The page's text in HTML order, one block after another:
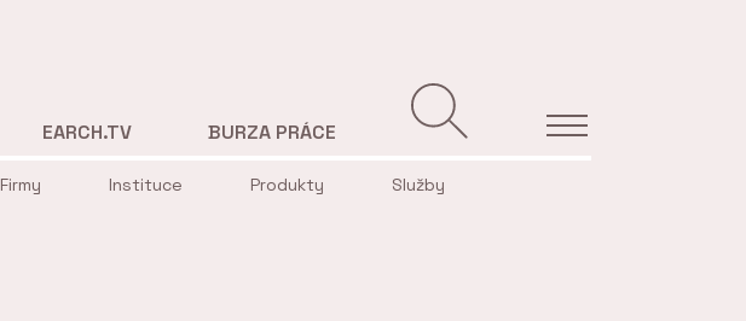
Firmy Instituce Produkty Služby
EARCH.TV BURZA PRÁCE